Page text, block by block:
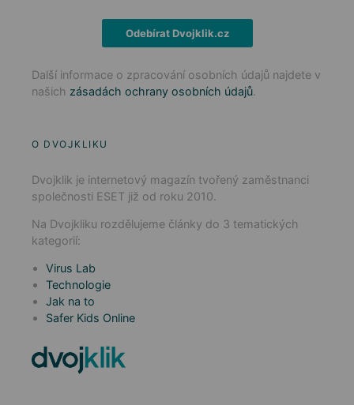
Odebírat Dvojklik.cz
Další informace o zpracování osobních údajů najdete v
našich zásadách ochrany osobních údajů.
O DVOJKLIKU
Dvojklik je internetový magazín tvořený zaměstnanci
společnosti ESET již od roku 2010.
Na Dvojkliku rozdělujeme články do 3 tematických
kategorií:
Virus Lab
Technologie
Jak na to
Safer Kids Online